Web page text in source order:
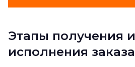
Этапы получения и
исполнения заказа